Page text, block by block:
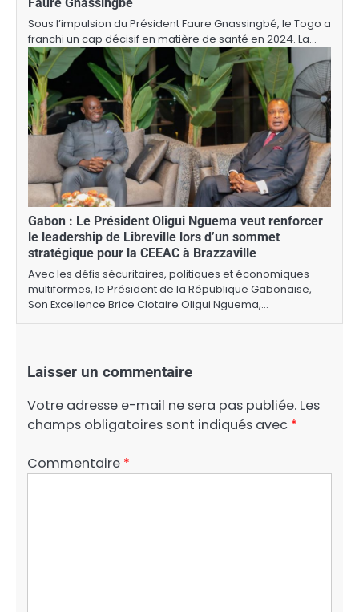
Sous l’impulsion du Président Faure Gnassingbé, le Togo a
franchi un cap décisif en matière de santé en 2024. La…
Gabon : Le Président Oligui Nguema veut renforcer
le leadership de Libreville lors d’un sommet
stratégique pour la CEEAC à Brazzaville
Avec les défis sécuritaires, politiques et économiques
multiformes, le Président de la République Gabonaise,
Son Excellence Brice Clotaire Oligui Nguema,…
Laisser un commentaire
Votre adresse e-mail ne sera pas publiée. Les
champs obligatoires sont indiqués avec *
Commentaire *